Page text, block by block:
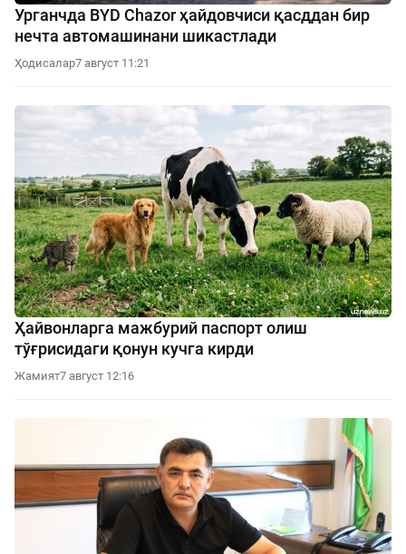
Урганчда BYD Chazor ҳайдовчиси қасддан бир
нечта автомашинани шикастлади
Ҳодисалар7 август 11:21
Ҳайвонларга мажбурий паспорт олиш
тўғрисидаги қонун кучга кирди
Жамият7 август 12:16